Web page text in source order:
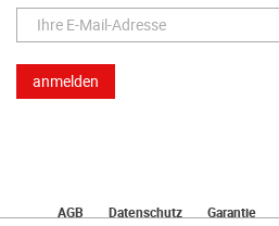
AGB Datenschutz Garantie